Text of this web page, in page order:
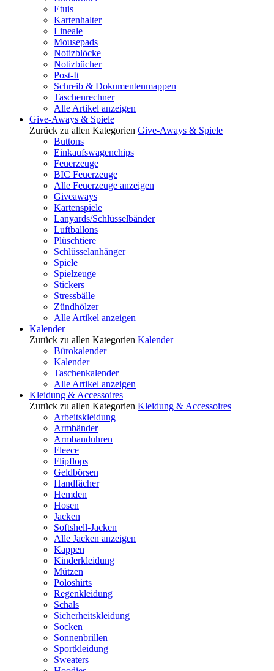
Etuis
Kartenhalter
Lineale
Mousepads
Notizblöcke
Notizbücher
Post-It
Schreib & Dokumentenmappen
Taschenrechner
Alle Artikel anzeigen
Give-Aways & Spiele
Zurück zu allen Kategorien Give-Aways & Spiele
Buttons
Einkaufswagenchips
Feuerzeuge
BIC Feuerzeuge
Alle Feuerzeuge anzeigen
Giveaways
Kartenspiele
Lanyards/Schlüsselbänder
Luftballons
Plüschtiere
Schlüsselanhänger
Spiele
Spielzeuge
Stickers
Stressbälle
Zündhölzer
Alle Artikel anzeigen
Kalender
Zurück zu allen Kategorien Kalender
Bürokalender
Kalender
Taschenkalender
Alle Artikel anzeigen
Kleidung & Accessoires
Zurück zu allen Kategorien Kleidung & Accessoires
Arbeitskleidung
Armbänder
Armbanduhren
Fleece
Flipflops
Geldbörsen
Handfächer
Hemden
Hosen
Jacken
Softshell-Jacken
Alle Jacken anzeigen
Kappen
Kinderkleidung
Mützen
Poloshirts
Regenkleidung
Schals
Sicherheitskleidung
Socken
Sonnenbrillen
Sportkleidung
Sweaters